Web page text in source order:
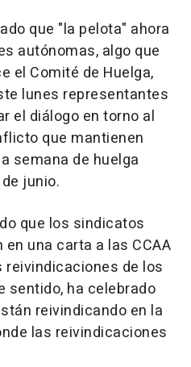
que "la pelota" ahora
autónomas, algo que
el Comité de Huelga,
lunes representantes
el diálogo en torno al
que mantienen
semana de huelga
junio.
que los sindicatos
una carta a las CCAA
reivindicaciones de los
sentido, ha celebrado
reivindicando en la
las reivindicaciones